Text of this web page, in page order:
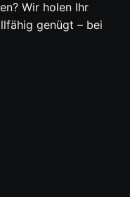
Wir holen Ihr
genügt – bei